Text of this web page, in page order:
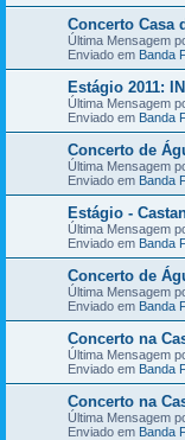
Concerto Casa
Última Mensagem
Enviado em Banda
Estágio 2011:
Última Mensagem
Enviado em Banda
Concerto de
Última Mensagem
Enviado em Banda
Estágio -
Última Mensagem
Enviado em Banda
Concerto de
Última Mensagem
Enviado em Banda
Concerto na
Última Mensagem
Enviado em Banda
Concerto na
Última Mensagem
Enviado em Banda